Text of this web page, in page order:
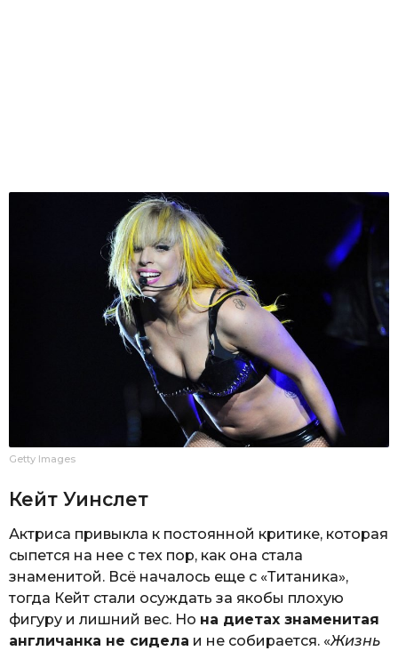
Getty Images
Кейт Уинслет
Актриса привыкла к постоянной критике, которая
сыпется на нее с тех пор, как она стала
знаменитой. Всё началось еще с «Титаника»,
тогда Кейт стали осуждать за якобы плохую
фигуру и лишний вес. Но на диетах знаменитая
англичанка не сидела и не собирается. «Жизнь